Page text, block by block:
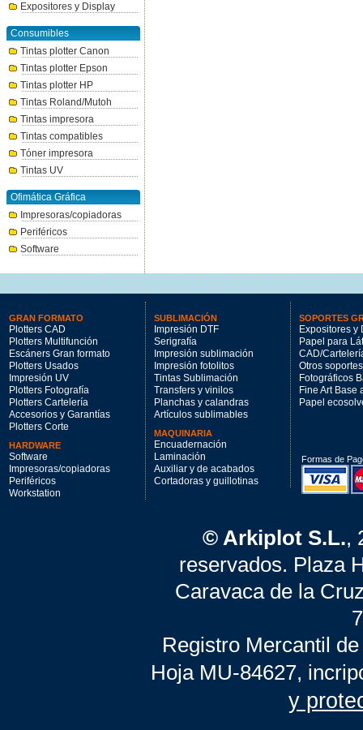
Expositores y Display
Consumibles
Tintas plotter Canon
Tintas plotter Epson
Tintas plotter HP
Tintas Roland/Mutoh
Tintas impresora
Tintas compatibles
Tóner impresora
Tintas UV
Ofimática Gráfica
Impresoras/copiadoras
Periféricos
Software
GRAN FORMATO
Plotters CAD
Plotters Multifunción
Escáners Gran formato
Plotters Usados
Impresión UV
Plotters Fotografía
Plotters Cartelería
Accesorios y Garantías
Plotters Corte
HARDWARE
Software
Impresoras/copiadoras
Periféricos
Workstation
SUBLIMACIÓN
Impresión DTF
Serigrafía
Impresión sublimación
Impresión fotolitos
Tintas Sublimación
Transfers y vinilos
Planchas y calandras
Artículos sublimables
MAQUINARIA
Encuadernación
Laminación
Auxiliar y de acabados
Cortadoras y guillotinas
SOPORTES
Expositores y
Papel para
CAD/
Otros soportes
Fotográficos
Fine Art Base
Papel
Formas de
© Arkiplot S.L.,
reservados. Plaza
Caravaca de la
Registro Mercantil
Hoja MU-84627,
y